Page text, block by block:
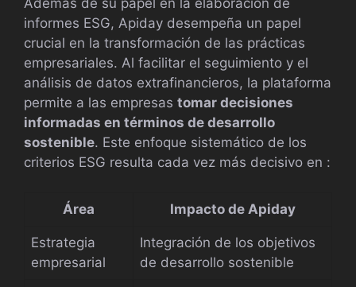
informes ESG, Apiday desempeña un papel
crucial en la transformación de las prácticas
empresariales. Al facilitar el seguimiento y el
análisis de datos extrafinancieros, la plataforma
permite a las empresas tomar decisiones
informadas en términos de desarrollo
sostenible. Este enfoque sistemático de los
criterios ESG resulta cada vez más decisivo en :
Área Impacto de Apiday
Estrategia
empresarial
Integración de los objetivos
de desarrollo sostenible